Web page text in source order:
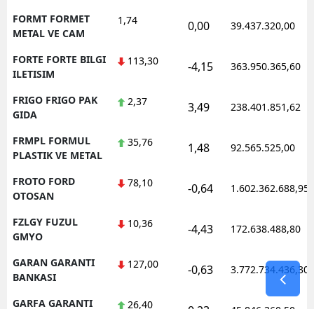
FORMT FORMET
METAL VE CAM
1,74 0,00 39.437.320,00
FORTE FORTE BILGI
ILETISIM
113,30 -4,15 363.950.365,60
FRIGO FRIGO PAK
GIDA
2,37 3,49 238.401.851,62
FRMPL FORMUL
PLASTIK VE METAL
35,76 1,48 92.565.525,00
FROTO FORD
OTOSAN
78,10 -0,64 1.602.362.688,95
FZLGY FUZUL
GMYO
10,36 -4,43 172.638.488,80
GARAN GARANTI
BANKASI
127,00 -0,63 3.772.734.436,30
GARFA GARANTI 26,40